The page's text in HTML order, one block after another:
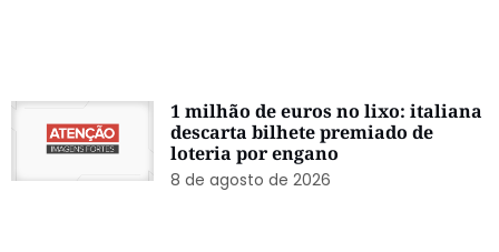
1 milhão de euros no lixo: italiana
descarta bilhete premiado de
loteria por engano
8 de agosto de 2026